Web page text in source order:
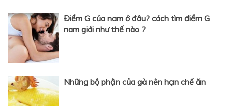
Điểm G của nam ở đâu? cách tìm điểm G
nam giới như thế nào ?
Những bộ phận của gà nên hạn chế ăn